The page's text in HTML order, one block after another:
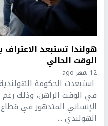
هولندا تستبعد
الوقت الحالي
12 شهر ago
استبعدت الحكومة
في الوقت الراهن، وذلك رغم
الإنساني المتدهور في قطاع
الهولندي ...